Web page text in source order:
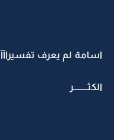
اسامة لم يعرف تفسيراآآ
الكثــــــــر